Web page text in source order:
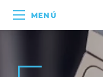
MENÚ